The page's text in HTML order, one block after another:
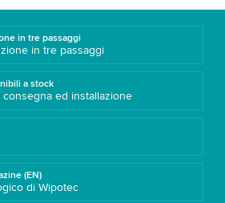
in tre passaggi
in tre passaggi
a stock
ed installazione
(EN)
di Wipotec